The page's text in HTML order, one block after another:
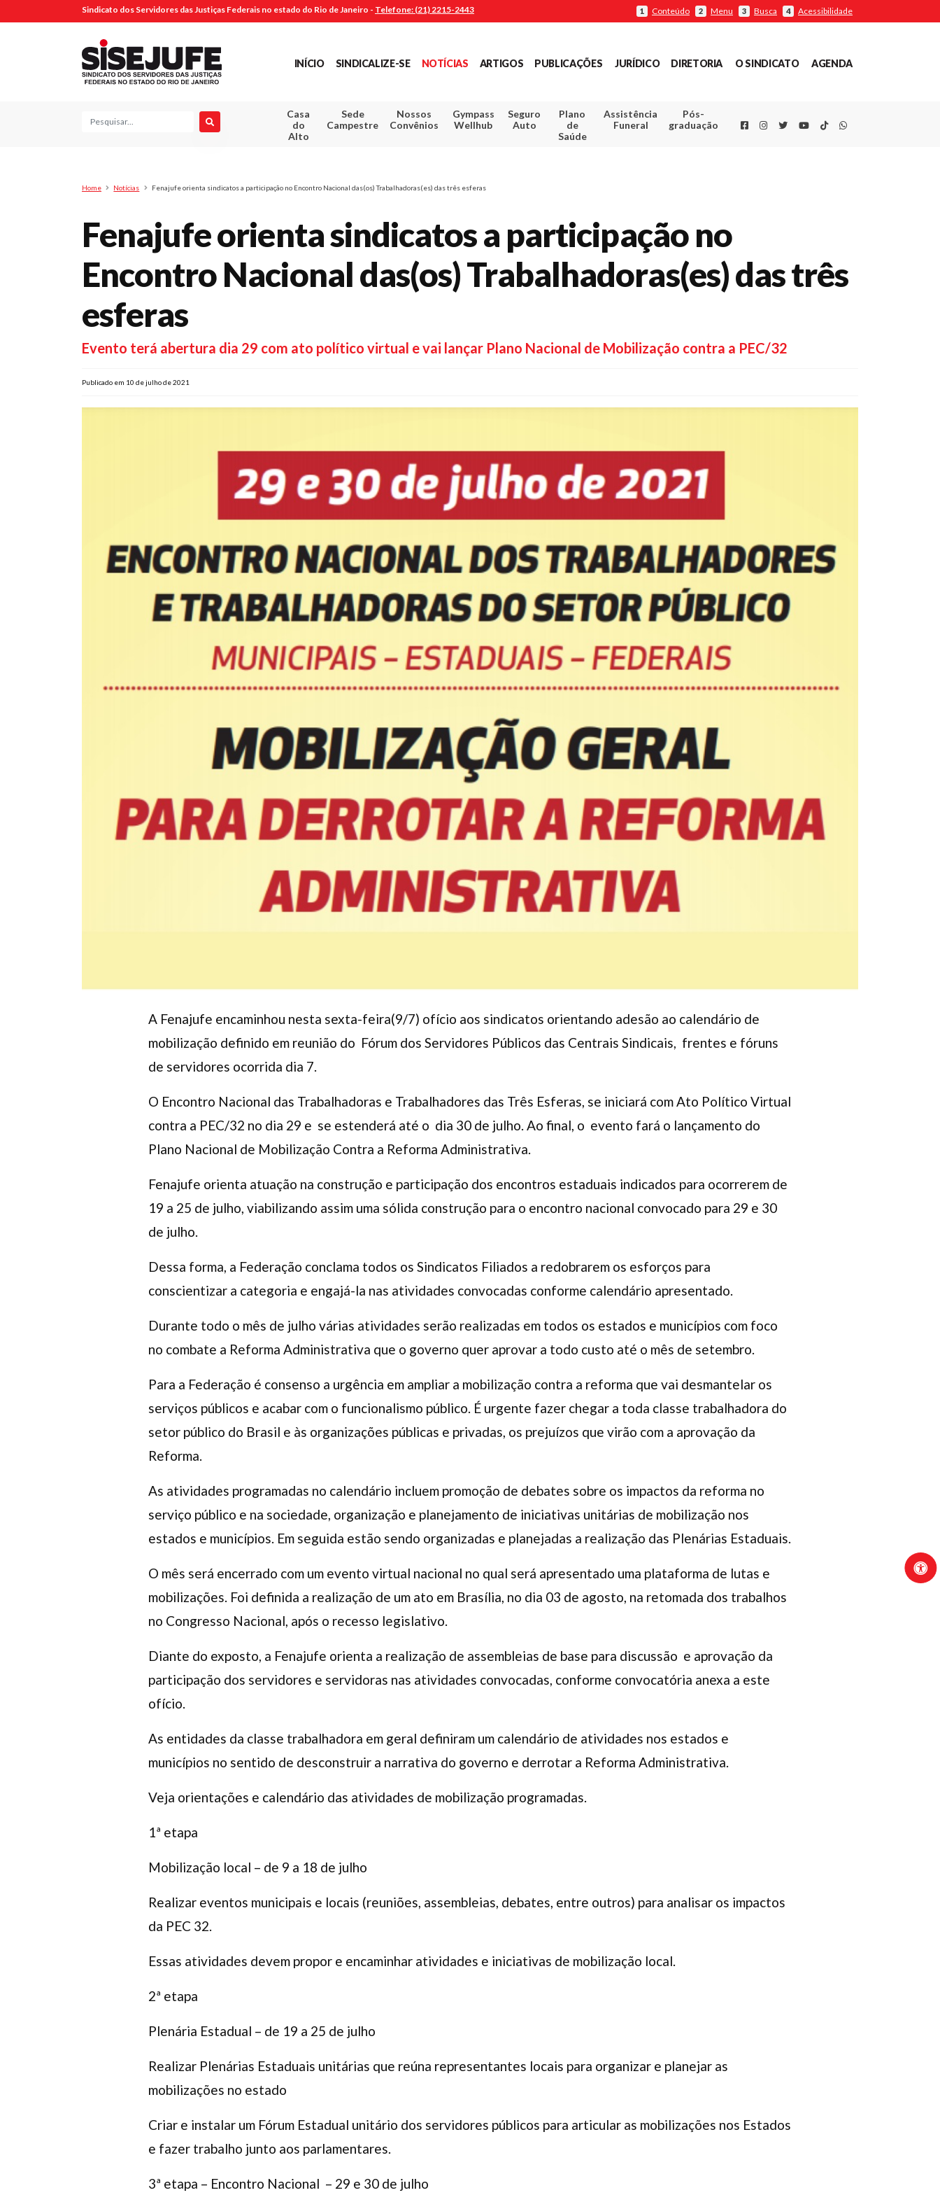
Sindicato dos Servidores das Justiças Federais no estado do Rio de Janeiro - Telefone: (21) 2215-2443 1 Conteúdo 2 Menu 3 Busca 4 Acessibilidade
INÍCIO SINDICALIZE-SE NOTÍCIAS ARTIGOS PUBLICAÇÕES JURÍDICO DIRETORIA O SINDICATO AGENDA
Pesquisa
Casa
do
Alto
Sede
Campestre
Nossos
Convênios
Gympass
Wellhub
Seguro
Auto
Plano
de
Saúde
Assistência
Funeral
Pós-
graduação
FacebookInstagram
TwitterYoutube
TikTokWhatsapp
Home Notícias Fenajufe orienta sindicatos a participação no Encontro Nacional das(os) Trabalhadoras(es) das três esferas
Fenajufe orienta sindicatos a participação no
Encontro Nacional das(os) Trabalhadoras(es) das três
esferas
Evento terá abertura dia 29 com ato político virtual e vai lançar Plano Nacional de Mobilização contra a PEC/32
Publicado em 10 de julho de 2021
A Fenajufe encaminhou nesta sexta-feira(9/7) ofício aos sindicatos orientando adesão ao calendário de
mobilização definido em reunião do Fórum dos Servidores Públicos das Centrais Sindicais, frentes e fóruns
de servidores ocorrida dia 7.
O Encontro Nacional das Trabalhadoras e Trabalhadores das Três Esferas, se iniciará com Ato Político Virtual
contra a PEC/32 no dia 29 e se estenderá até o dia 30 de julho. Ao final, o evento fará o lançamento do
Plano Nacional de Mobilização Contra a Reforma Administrativa.
Fenajufe orienta atuação na construção e participação dos encontros estaduais indicados para ocorrerem de
19 a 25 de julho, viabilizando assim uma sólida construção para o encontro nacional convocado para 29 e 30
de julho.
Dessa forma, a Federação conclama todos os Sindicatos Filiados a redobrarem os esforços para
conscientizar a categoria e engajá-la nas atividades convocadas conforme calendário apresentado.
Durante todo o mês de julho várias atividades serão realizadas em todos os estados e municípios com foco
no combate a Reforma Administrativa que o governo quer aprovar a todo custo até o mês de setembro.
Para a Federação é consenso a urgência em ampliar a mobilização contra a reforma que vai desmantelar os
serviços públicos e acabar com o funcionalismo público. É urgente fazer chegar a toda classe trabalhadora do
setor público do Brasil e às organizações públicas e privadas, os prejuízos que virão com a aprovação da
Reforma.
As atividades programadas no calendário incluem promoção de debates sobre os impactos da reforma no
serviço público e na sociedade, organização e planejamento de iniciativas unitárias de mobilização nos
estados e municípios. Em seguida estão sendo organizadas e planejadas a realização das Plenárias Estaduais.
O mês será encerrado com um evento virtual nacional no qual será apresentado uma plataforma de lutas e
mobilizações. Foi definida a realização de um ato em Brasília, no dia 03 de agosto, na retomada dos trabalhos
no Congresso Nacional, após o recesso legislativo.
Diante do exposto, a Fenajufe orienta a realização de assembleias de base para discussão e aprovação da
participação dos servidores e servidoras nas atividades convocadas, conforme convocatória anexa a este
ofício.
As entidades da classe trabalhadora em geral definiram um calendário de atividades nos estados e
municípios no sentido de desconstruir a narrativa do governo e derrotar a Reforma Administrativa.
Veja orientações e calendário das atividades de mobilização programadas.
1ª etapa
Mobilização local – de 9 a 18 de julho
Realizar eventos municipais e locais (reuniões, assembleias, debates, entre outros) para analisar os impactos
da PEC 32.
Essas atividades devem propor e encaminhar atividades e iniciativas de mobilização local.
2ª etapa
Plenária Estadual – de 19 a 25 de julho
Realizar Plenárias Estaduais unitárias que reúna representantes locais para organizar e planejar as
mobilizações no estado
Criar e instalar um Fórum Estadual unitário dos servidores públicos para articular as mobilizações nos Estados
e fazer trabalho junto aos parlamentares.
3ª etapa – Encontro Nacional – 29 e 30 de julho